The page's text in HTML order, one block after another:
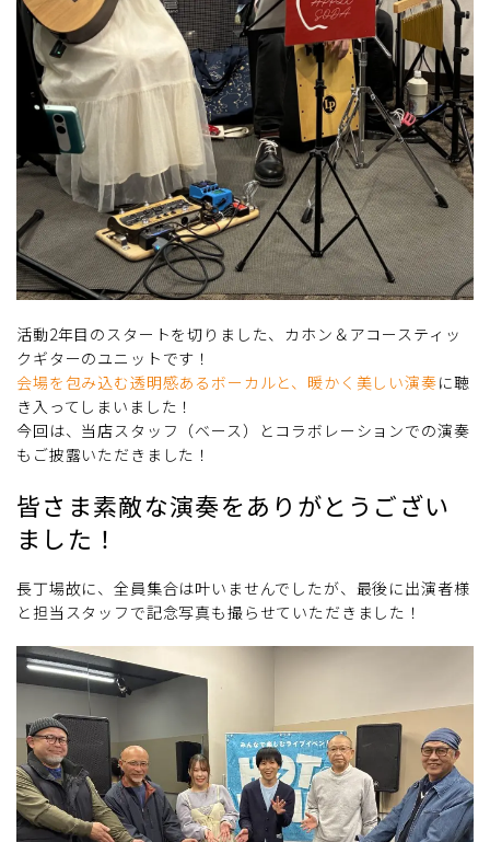
活動2年目のスタートを切りました、カホン＆アコースティッ
クギターのユニットです！
会場を包み込む透明感あるボーカルと、暖かく美しい演奏に聴
き入ってしまいました！
今回は、当店スタッフ（ベース）とコラボレーションでの演奏
もご披露いただきました！
皆さま素敵な演奏をありがとうござい
ました！
長丁場故に、全員集合は叶いませんでしたが、最後に出演者様
と担当スタッフで記念写真も撮らせていただきました！